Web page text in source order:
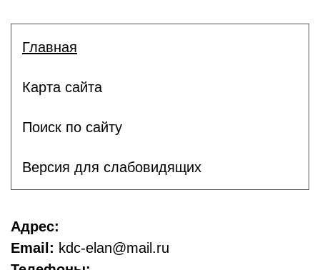
Главная
Карта сайта
Поиск по сайту
Версия для слабовидящих
Адрес:
Email: kdc-elan@mail.ru